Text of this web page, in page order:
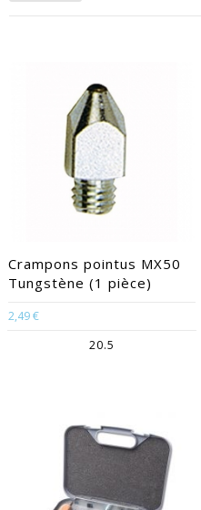
Crampons pointus MX50
Tungstène (1 pièce)
2,49 €
20.5